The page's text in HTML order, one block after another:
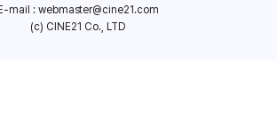
mail : webmaster@cine21.com
(c) CINE21 Co., LTD